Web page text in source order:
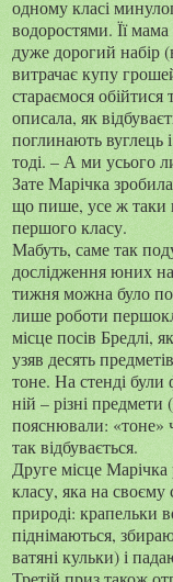
одному класі
водоростями. Її
дуже дорогий набір
витрачає купу
стараємося
описала, як
поглинають вуглець
тоді. – А ми усього
Зате Марічка
що пише, усе ж таки
першого класу.
Мабуть, саме так
дослідження юних
тижня можна було
лише роботи
місце посів Бредлі,
узяв десять
тоне. На стенді були
ній – різні
пояснювали: «тоне»
так відбувається.
Друге місце Марічка
класу, яка на своєму
природі: крапельки
піднімаються,
ватяні кульки) і